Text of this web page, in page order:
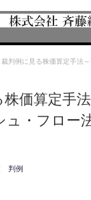
裁判例に見る株価算定手法
価算定手
ュ・フロー
判例